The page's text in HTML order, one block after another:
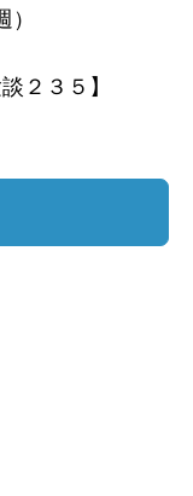
２３５】